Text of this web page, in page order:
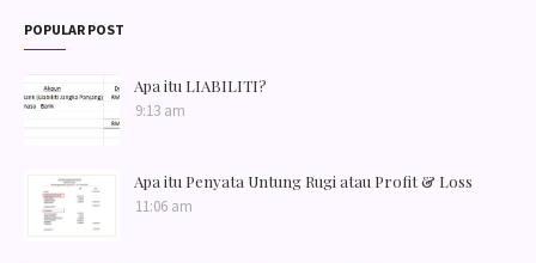
POPULAR POST
Apa itu LIABILITI?
9:13 am
Apa itu Penyata Untung Rugi atau Profit & Loss
11:06 am